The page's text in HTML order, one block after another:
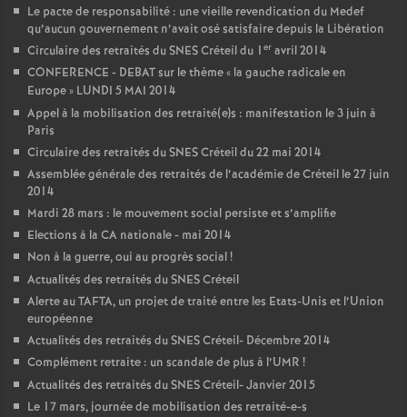
Le pacte de responsabilité : une vieille revendication du Medef
qu’aucun gouvernement n’avait osé satisfaire depuis la Libération
Circulaire des retraités duSNESCréteil du 1 er avril 2014
CONFERENCE - DEBATsur le thème « la gauche radicale en
Europe» LUNDI 5 MAI 2014
Appel à la mobilisation des retraité(e)s : manifestation le 3 juin à
Paris
Circulaire des retraités duSNESCréteil du 22 mai 2014
Assemblée générale des retraités de l’académie de Créteil le 27 juin
2014
Mardi 28 mars : le mouvement social persiste et s’amplifie
Elections à la CA nationale - mai 2014
Non à la guerre, oui au progrès social!
Actualités des retraités duSNESCréteil
Alerte auTAFTA, un projet de traité entre les Etats-Unis et l’Union
européenne
Actualités des retraités duSNESCréteil- Décembre 2014
Complément retraite : un scandale de plus à l’UMR !
Actualités des retraités duSNESCréteil- Janvier 2015
Le 17 mars, journée de mobilisation des retraité-e-s